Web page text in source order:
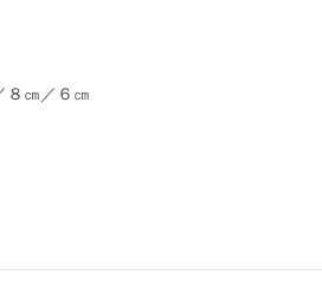
／８㎝／６㎝